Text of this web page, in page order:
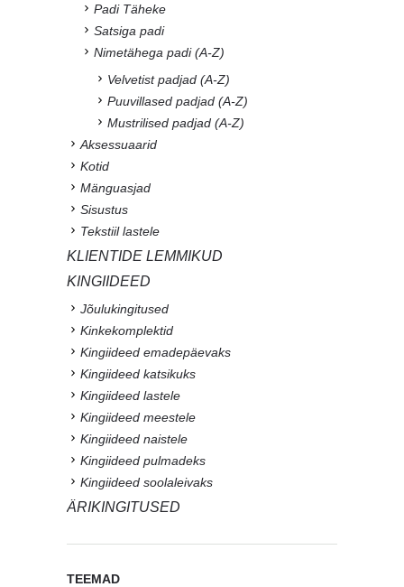
Padi Täheke
Satsiga padi
Nimetähega padi (A-Z)
Velvetist padjad (A-Z)
Puuvillased padjad (A-Z)
Mustrilised padjad (A-Z)
Aksessuaarid
Kotid
Mänguasjad
Sisustus
Tekstiil lastele
KLIENTIDE LEMMIKUD
KINGIIDEED
Jõulukingitused
Kinkekomplektid
Kingiideed emadepäevaks
Kingiideed katsikuks
Kingiideed lastele
Kingiideed meestele
Kingiideed naistele
Kingiideed pulmadeks
Kingiideed soolaleivaks
ÄRIKINGITUSED
TEEMAD